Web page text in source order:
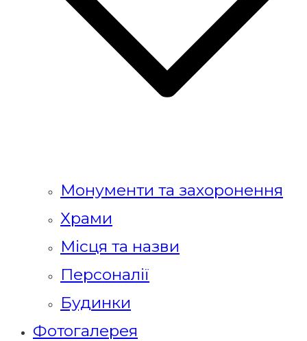
Монументи та захоронення
Храми
Місця та назви
Персоналії
Будинки
Фотогалерея